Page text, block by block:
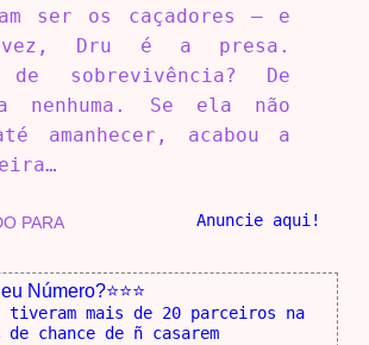
ser os caçadores – e
vez, Dru é a presa.
de sobrevivência? De
nenhuma. Se ela não
amanhecer, acabou a
PARA
Anuncie aqui!
Número?⭐⭐⭐
tiveram mais de 20 parceiros na
de chance de ñ casarem